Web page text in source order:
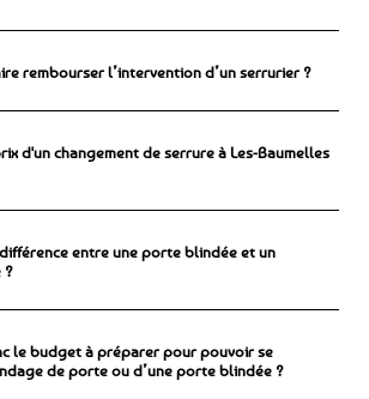
rembourser l’intervention d’un serrurier ?
d'un changement de serrure à Les-Baumelles
entre une porte blindée et un
?
le budget à préparer pour pouvoir se
de porte ou d’une porte blindée ?